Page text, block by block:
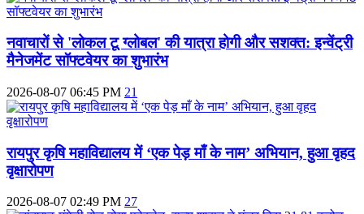
नवाचारों से 'लोकल टू ग्लोबल' की यात्रा होगी और सशक्त: इन्वेंट्री
मैनेजमेंट सॉफ्टवेयर का शुभारंभ
2026-08-07 06:45 PM 21
रायपुर कृषि महाविद्यालय में ‘एक पेड़ माँ के नाम’ अभियान, हुआ वृहद
वृक्षारोपण
2026-08-07 02:49 PM 27